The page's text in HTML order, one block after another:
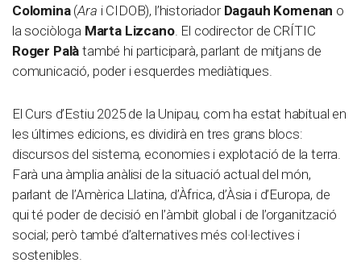
Colomina(Ara i CIDOB), l’historiador Dagauh Komenan o
la sociòloga Marta Lizcano. El codirector de CRÍTIC
Roger Palà també hi participarà, parlant de mitjans de
comunicació, poder i esquerdes mediàtiques.
El Curs d’Estiu 2025 de la Unipau, com ha estat habitual en
les últimes edicions, es dividirà en tres grans blocs:
discursos del sistema, economies i explotació de la terra.
Farà una àmplia anàlisi de la situació actual del món,
parlant de l’Amèrica Llatina, d’Àfrica, d’Àsia i d’Europa, de
qui té poder de decisió en l’àmbit global i de l’organització
social; però també d’alternatives més col·lectives i
sostenibles.